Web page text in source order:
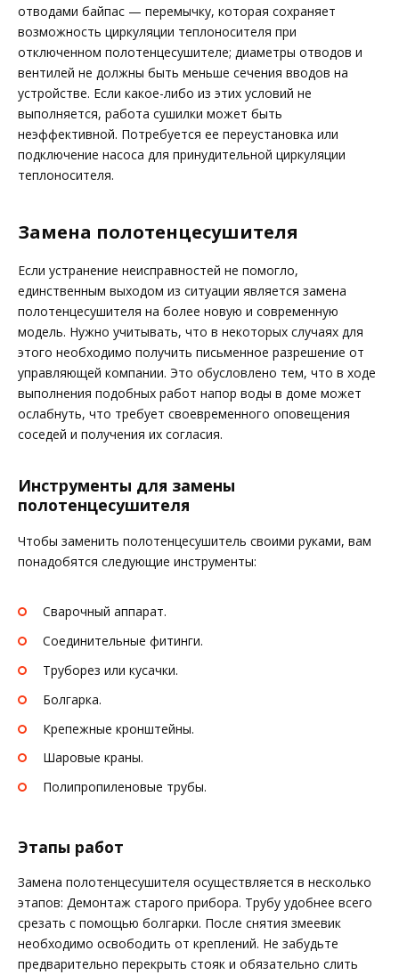
отводами байпас — перемычку, которая сохраняет
возможность циркуляции теплоносителя при
отключенном полотенцесушителе; диаметры отводов и
вентилей не должны быть меньше сечения вводов на
устройстве. Если какое-либо из этих условий не
выполняется, работа сушилки может быть
неэффективной. Потребуется ее переустановка или
подключение насоса для принудительной циркуляции
теплоносителя.
Замена полотенцесушителя
Если устранение неисправностей не помогло,
единственным выходом из ситуации является замена
полотенцесушителя на более новую и современную
модель. Нужно учитывать, что в некоторых случаях для
этого необходимо получить письменное разрешение от
управляющей компании. Это обусловлено тем, что в ходе
выполнения подобных работ напор воды в доме может
ослабнуть, что требует своевременного оповещения
соседей и получения их согласия.
Инструменты для замены
полотенцесушителя
Чтобы заменить полотенцесушитель своими руками, вам
понадобятся следующие инструменты:
Сварочный аппарат.
Соединительные фитинги.
Труборез или кусачки.
Болгарка.
Крепежные кронштейны.
Шаровые краны.
Полипропиленовые трубы.
Этапы работ
Замена полотенцесушителя осуществляется в несколько
этапов: Демонтаж старого прибора. Трубу удобнее всего
срезать с помощью болгарки. После снятия змеевик
необходимо освободить от креплений. Не забудьте
предварительно перекрыть стояк и обязательно слить